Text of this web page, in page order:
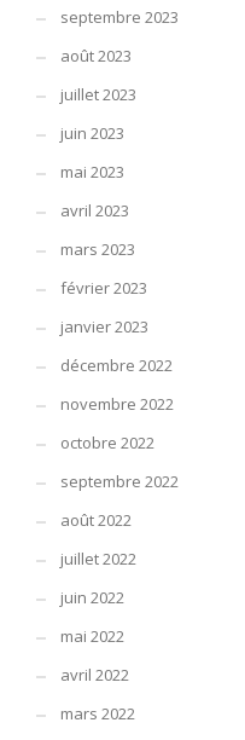
septembre 2023
août 2023
juillet 2023
juin 2023
mai 2023
avril 2023
mars 2023
février 2023
janvier 2023
décembre 2022
novembre 2022
octobre 2022
septembre 2022
août 2022
juillet 2022
juin 2022
mai 2022
avril 2022
mars 2022